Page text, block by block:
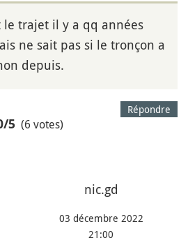
le trajet il y a qq années
ne sait pas si le tronçon a
depuis.
Répondre
/5 (6 votes)
nic.gd
03 décembre 2022
21:00